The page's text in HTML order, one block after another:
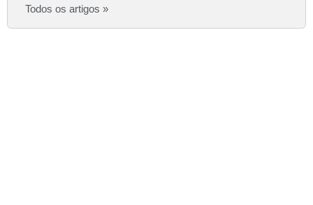
Todos os artigos »